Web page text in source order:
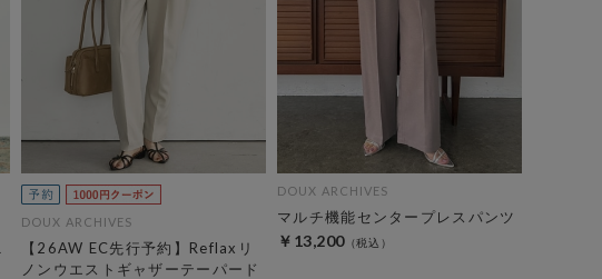
DOUX ARCHIVES
【26AW EC先行予約】Reflaxリ
ノンウエストギャザーテーパード
DOUX ARCHIVES
マルチ機能センタープレスパンツ
￥13,200